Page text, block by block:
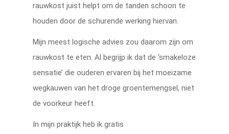
rauwkost juist helpt om de tanden schoon te
houden door de schurende werking hiervan.
Mijn meest logische advies zou daarom zijn om
rauwkost te eten. Al begrijp ik dat de ‘smakeloze
sensatie’ die ouderen ervaren bij het moeizame
wegkauwen van het droge groentemengsel, niet
de voorkeur heeft.
In mijn praktijk heb ik gratis